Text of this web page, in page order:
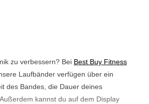
zu verbessern? Bei Best Buy Fitness
Laufbänder verfügen über ein
des Bandes, die Dauer deines
kannst du auf dem Display